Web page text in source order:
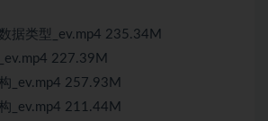
据类型_ev.mp4 235.34M
227.39M
_ev.mp4 257.93M
_ev.mp4 211.44M